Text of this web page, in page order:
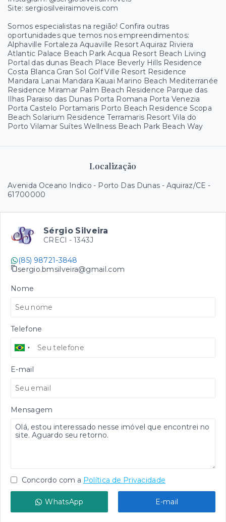
Site: sergiosilveiraimoveis.com
Somos especialistas na região! Confira outras
oportunidades que temos nos empreendimentos:
Alphaville Fortaleza Aquaville Resort Aquiraz Riviera
Atlantic Palace Beach Park Acqua Resort Beach Living
Portal das dunas Beach Place Beverly Hills Residence
Costa Blanca Gran Sol Golf Ville Resort Residence
Mandara Lanai Mandara Kauai Marino Beach Mediterranée
Residence Miramar Palm Beach Residence Parque das
Ilhas Paraiso das Dunas Porta Romana Porta Venezia
Porta Castelo Portamaris Porto Beach Residence Scopa
Beach Solarium Residence Terramaris Resort Vila do
Porto Vilamar Suítes Wellness Beach Park Beach Way
Localização
Avenida Oceano Indico - Porto Das Dunas - Aquiraz/CE -
61700000
Sérgio Silveira
CRECI - 1343J
(85) 98721-3848
sergio.bmsilveira@gmail.com
Nome
Telefone
E-mail
Mensagem
Concordo com a Política de Privacidade
WhatsApp E-mail